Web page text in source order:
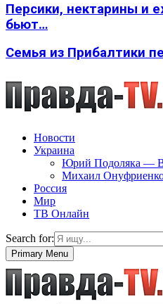
Персики, нектарины и
бьют…
Семья из Прибалтики
Новости
Украина
Юрий Подоляка —
Михаил
Россия
Мир
ТВ Онлайн
Search for:
Primary Menu